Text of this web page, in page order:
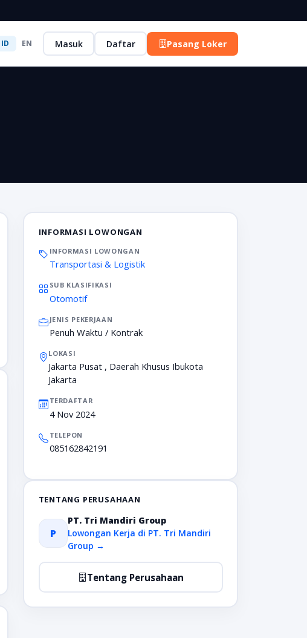
ID EN Masuk Daftar Pasang Loker
INFORMASI LOWONGAN
INFORMASI LOWONGAN
Transportasi & Logistik
SUB KLASIFIKASI
Otomotif
JENIS PEKERJAAN
Penuh Waktu / Kontrak
LOKASI
Jakarta Pusat , Daerah Khusus Ibukota
Jakarta
TERDAFTAR
4 Nov 2024
TELEPON
085162842191
TENTANG PERUSAHAAN
P
PT. Tri Mandiri Group
Lowongan Kerja di PT. Tri Mandiri
Group →
Tentang Perusahaan